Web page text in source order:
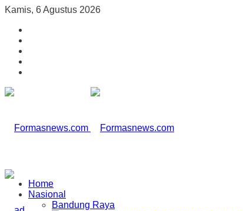
Kamis, 6 Agustus 2026
Home
Nasional
Bandung Raya